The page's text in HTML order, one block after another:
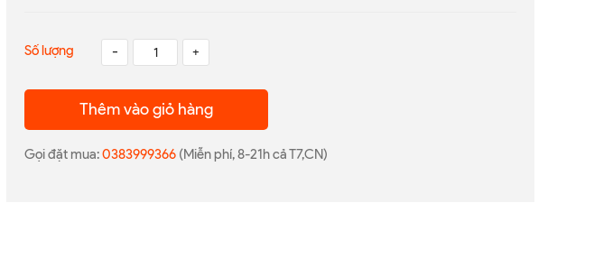
Số lượng - +
Thêm vào giỏ hàng
Gọi đặt mua:0383999366 (Miễn phí, 8-21h cả T7,CN)